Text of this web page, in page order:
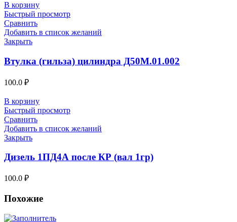
В корзину
Быстрый просмотр
Сравнить
Добавить в список желаний
Закрыть
Втулка (гильза) цилиндра Д50М.01.002
100.0 ₽
В корзину
Быстрый просмотр
Сравнить
Добавить в список желаний
Закрыть
Дизель 1ПД4А после КР (вал 1гр)
100.0 ₽
Похожие